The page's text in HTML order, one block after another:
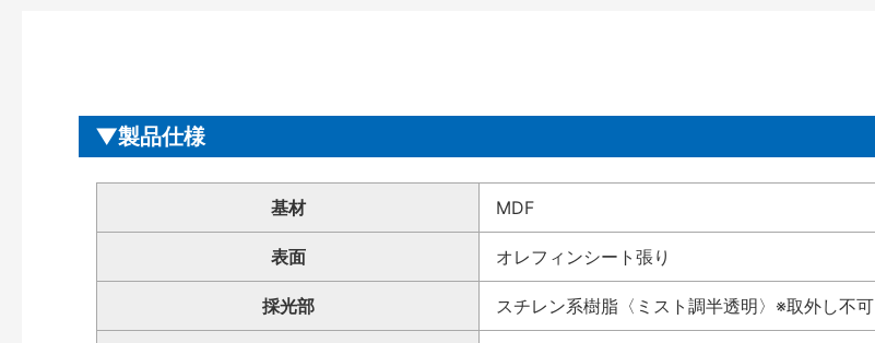
製品仕様
基材 MDF
表面 オレフィンシート張り
採光部 スチレン系樹脂〈ミスト調半透明〉※取外し不可